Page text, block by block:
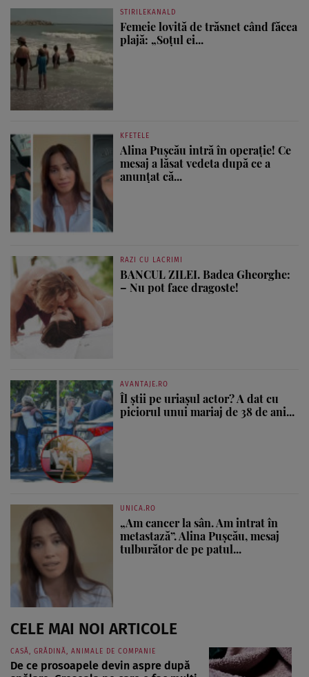
STIRILEKANALD
Femeie lovită de trăsnet când făcea
plajă: „Soțul ei...
KFETELE
Alina Pușcău intră în operație! Ce
mesaj a lăsat vedeta după ce a
anunțat că...
RAZI CU LACRIMI
BANCUL ZILEI. Badea Gheorghe:
– Nu pot face dragoste!
AVANTAJE.RO
Îl știi pe uriașul actor? A dat cu
piciorul unui mariaj de 38 de ani...
UNICA.RO
„Am cancer la sân. Am intrat în
metastază”. Alina Pușcău, mesaj
tulburător de pe patul...
CELE MAI NOI ARTICOLE
CASĂ, GRĂDINĂ, ANIMALE DE COMPANIE
De ce prosoapele devin aspre după